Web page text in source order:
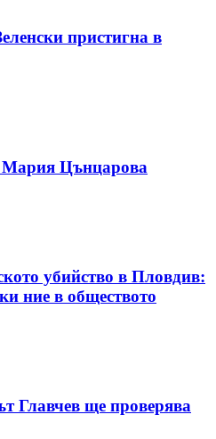
пристигна в
Мария Цънцарова
убийство в Пловдив:
ние в обществото
Главчев ще проверява